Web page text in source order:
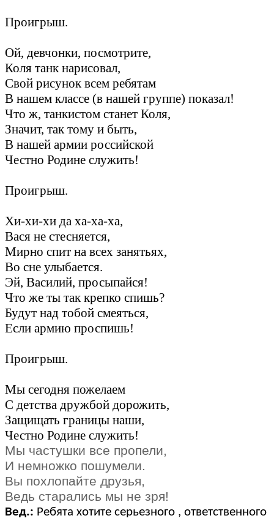
Проигрыш.
Ой, девчонки, посмотрите,
Коля танк нарисовал,
Свой рисунок всем ребятам
В нашем классе (в нашей группе) показал!
Что ж, танкистом станет Коля,
Значит, так тому и быть,
В нашей армии российской
Честно Родине служить!
Проигрыш.
Хи-хи-хи да ха-ха-ха,
Вася не стесняется,
Мирно спит на всех занятьях,
Во сне улыбается.
Эй, Василий, просыпайся!
Что же ты так крепко спишь?
Будут над тобой смеяться,
Если армию проспишь!
Проигрыш.
Мы сегодня пожелаем
С детства дружбой дорожить,
Защищать границы наши,
Честно Родине служить!
Мы частушки все пропели,
И немножко пошумели.
Вы похлопайте друзья,
Ведь старались мы не зря!
Вед.: Ребята хотите серьезного , ответственного